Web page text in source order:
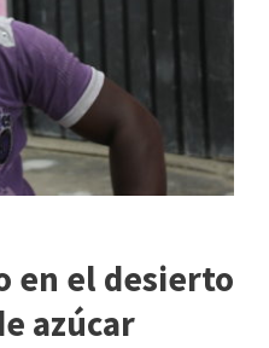
en el desierto
azúcar